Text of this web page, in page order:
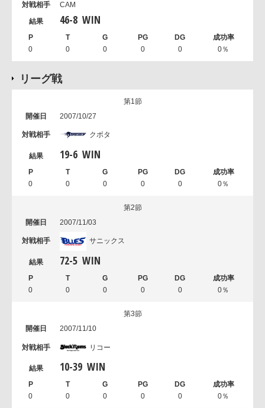
CAM
46-8 WIN
0 0 0 0 0 0％
リーグ戦
第1節
2007/10/27
クボタ
19-6 WIN
0 0 0 0 0 0％
第2節
2007/11/03
サニックス
72-5 WIN
0 0 0 0 0 0％
第3節
2007/11/10
リコー
10-39 WIN
0 0 0 0 0 0％